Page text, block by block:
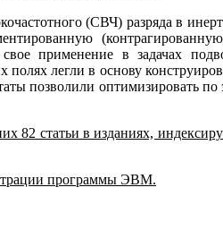
(СВЧ) разряда в
применение в задачах
легли в основу
позволили оптимизировать
82 статьи в изданиях,
программы ЭВМ.